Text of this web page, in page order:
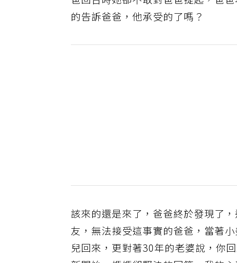
爸回台時她卻不敢對爸爸提起，爸
的告訴爸爸，他承受的了嗎？
該來的還是來了，爸爸終於發現了
友，無法接受這事實的爸爸，當著
兒回來，更對著30年的老婆說，你